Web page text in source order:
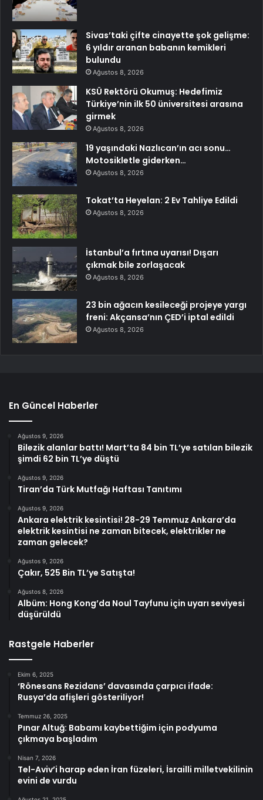
Sivas’taki çifte cinayette şok gelişme:
6 yıldır aranan babanın kemikleri
bulundu
Ağustos 8, 2026
KSÜ Rektörü Okumuş: Hedefimiz
Türkiye’nin ilk 50 üniversitesi arasına
girmek
Ağustos 8, 2026
19 yaşındaki Nazlıcan’ın acı sonu…
Motosikletle giderken…
Ağustos 8, 2026
Tokat’ta Heyelan: 2 Ev Tahliye Edildi
Ağustos 8, 2026
İstanbul’a fırtına uyarısı! Dışarı
çıkmak bile zorlaşacak
Ağustos 8, 2026
23 bin ağacın kesileceği projeye yargı
freni: Akçansa’nın ÇED’i iptal edildi
Ağustos 8, 2026
En Güncel Haberler
Ağustos 9, 2026
Bilezik alanlar battı! Mart’ta 84 bin TL’ye satılan bilezik
şimdi 62 bin TL’ye düştü
Ağustos 9, 2026
Tiran’da Türk Mutfağı Haftası Tanıtımı
Ağustos 9, 2026
Ankara elektrik kesintisi! 28-29 Temmuz Ankara’da
elektrik kesintisi ne zaman bitecek, elektrikler ne
zaman gelecek?
Ağustos 9, 2026
Çakır, 525 Bin TL’ye Satışta!
Ağustos 8, 2026
Albüm: Hong Kong’da Noul Tayfunu için uyarı seviyesi
düşürüldü
Rastgele Haberler
Ekim 6, 2025
‘Rönesans Rezidans’ davasında çarpıcı ifade:
Rusya’da afişleri gösteriliyor!
Temmuz 26, 2025
Pınar Altuğ: Babamı kaybettiğim için podyuma
çıkmaya başladım
Nisan 7, 2026
Tel-Aviv’i harap eden İran füzeleri, İsrailli milletvekilinin
evini de vurdu